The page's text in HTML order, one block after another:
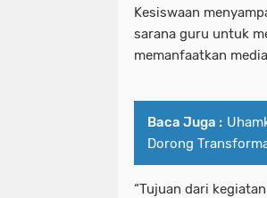
Kesiswaan
sarana guru untuk
memanfaatkan
Baca Juga :
Dorong
“Tujuan dari